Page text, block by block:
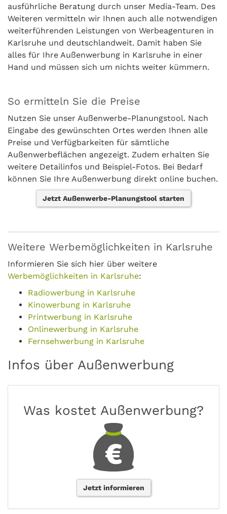
ausführliche Beratung durch unser Media-Team. Des
Weiteren vermitteln wir Ihnen auch alle notwendigen
weiterführenden Leistungen von Werbeagenturen in
Karlsruhe und deutschlandweit. Damit haben Sie
alles für Ihre Außenwerbung in Karlsruhe in einer
Hand und müssen sich um nichts weiter kümmern.
So ermitteln Sie die Preise
Nutzen Sie unser Außenwerbe-Planungstool. Nach
Eingabe des gewünschten Ortes werden Ihnen alle
Preise und Verfügbarkeiten für sämtliche
Außenwerbeflächen angezeigt. Zudem erhalten Sie
weitere Detailinfos und Beispiel-Fotos. Bei Bedarf
können Sie Ihre Außenwerbung direkt online buchen.
Jetzt Außenwerbe-Planungstool starten
Weitere Werbemöglichkeiten in Karlsruhe
Informieren Sie sich hier über weitere
Werbemöglichkeiten in Karlsruhe:
Radiowerbung in Karlsruhe
Kinowerbung in Karlsruhe
Printwerbung in Karlsruhe
Onlinewerbung in Karlsruhe
Fernsehwerbung in Karlsruhe
Infos über Außenwerbung
Was kostet Außenwerbung?
Jetzt informieren